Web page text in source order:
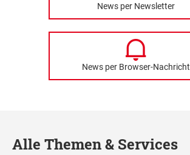
News per Newsletter
News per Browser-Nachricht
Alle Themen & Services